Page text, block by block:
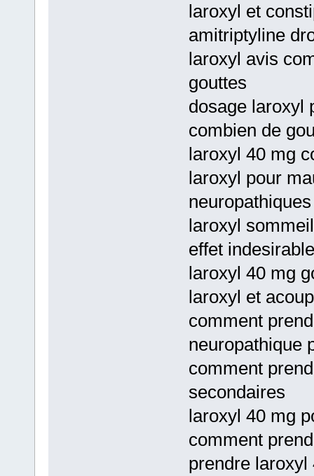
laroxyl et
amitriptyline
laroxyl avis
gouttes
dosage laroxyl
combien de
laroxyl 40 mg
laroxyl pour
laroxyl
effet
laroxyl 40 mg
laroxyl et
comment
neuropathique
comment
secondaires
laroxyl 40 mg
comment
prendre laroxyl